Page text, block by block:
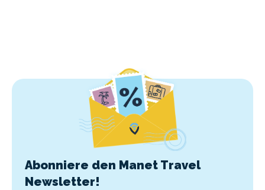
Abonniere den Manet Travel
Newsletter!